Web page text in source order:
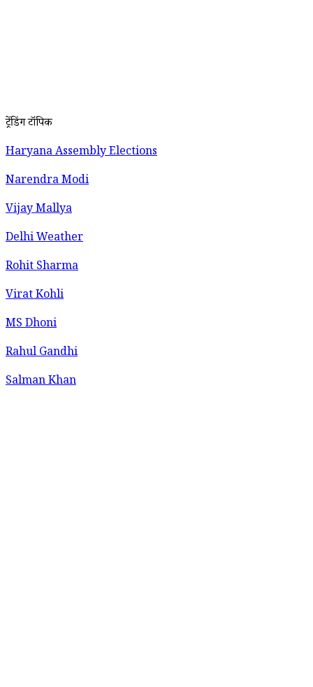
ट्रेंडिंग टॉपिक
Haryana Assembly Elections
Narendra Modi
Vijay Mallya
Delhi Weather
Rohit Sharma
Virat Kohli
MS Dhoni
Rahul Gandhi
Salman Khan